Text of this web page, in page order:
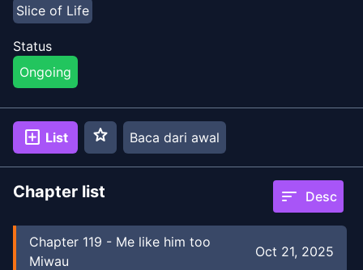
Slice of Life
Status
Ongoing
add_box List star Baca dari awal
Chapter list sort Desc
Chapter 119 - Me like him too
Miwau
Oct 21, 2025